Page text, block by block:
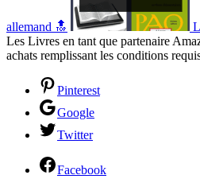
allemand 🔝
Les Livres en tant que partenaire
achats remplissant les conditions
Pinterest
Google
Twitter
Facebook